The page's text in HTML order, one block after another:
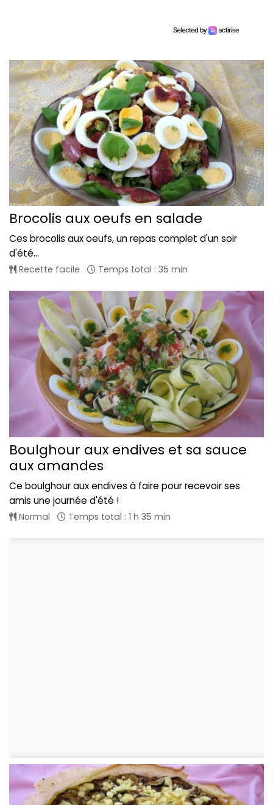
Brocolis aux oeufs en salade
Ces brocolis aux oeufs, un repas complet d'un soir
d'été...
Recette facile Temps total : 35 min
Boulghour aux endives et sa sauce
aux amandes
Ce boulghour aux endives à faire pour recevoir ses
amis une journée d'été !
Normal Temps total : 1 h 35 min